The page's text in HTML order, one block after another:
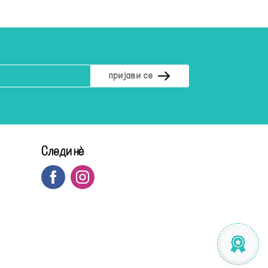
Следи нè